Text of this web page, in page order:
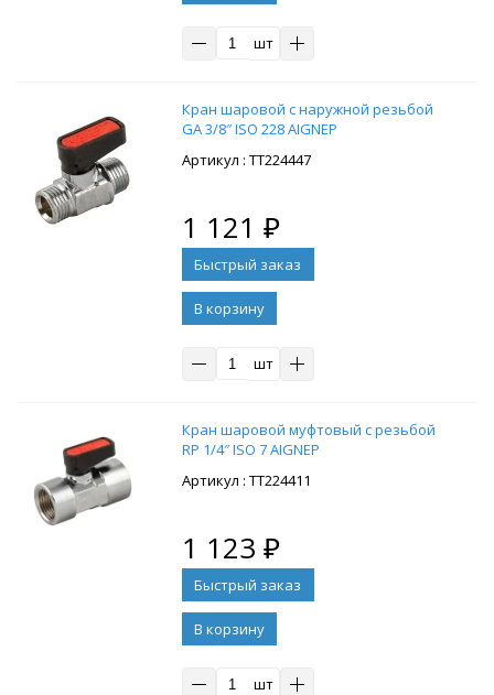
шт
Кран шаровой с наружной резьбой
GA 3/8″ ISO 228 AIGNEP
: ТТ224447
1 121 ₽
В корзину
шт
Кран шаровой муфтовый с резьбой
RP 1/4″ ISO 7 AIGNEP
: ТТ224411
1 123 ₽
В корзину
шт